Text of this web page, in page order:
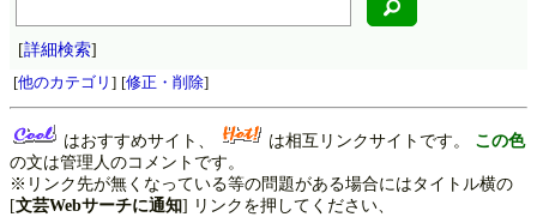
[詳細検索]
[他のカテゴリ ] [修正・削除]
はおすすめサイト、 は相互リンクサイトです。 この色
の文は管理人のコメントです。
※リンク先が無くなっている等の問題がある場合にはタイトル横の
[文芸Webサーチに通知] リンクを押してください、